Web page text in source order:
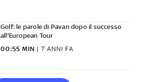
Golf: le parole di Pavan dopo il successo
all'European Tour
00:55 MIN | 7 ANNI FA